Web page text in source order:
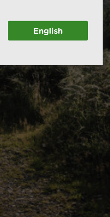
English